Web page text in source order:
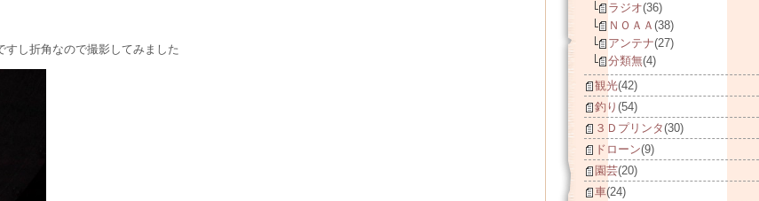
し折角なので撮影してみました
ラジオ(36)
ＮＯＡＡ (38)
アンテナ(27)
分類無(4)
観光(42)
釣り (54)
３Ｄプリンタ(30)
ドローン(9)
園芸(20)
車(24)